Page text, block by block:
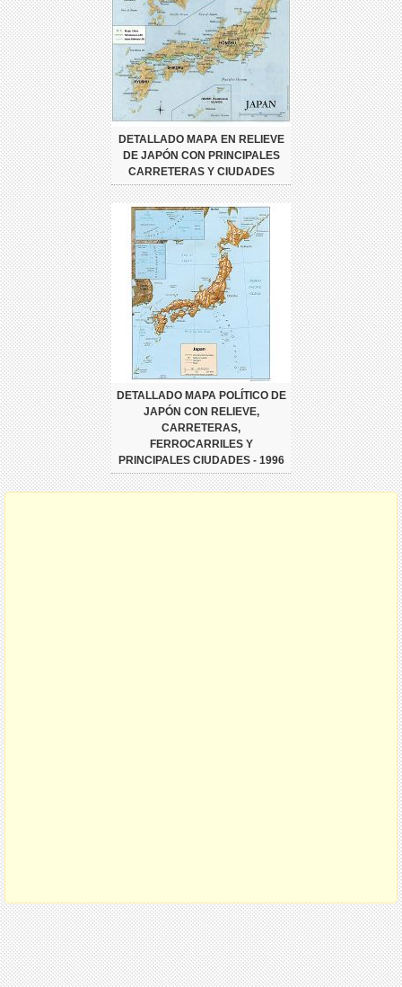
DETALLADO MAPA EN RELIEVE
DE JAPÓN CON PRINCIPALES
CARRETERAS Y CIUDADES
DETALLADO MAPA POLÍTICO DE
JAPÓN CON RELIEVE,
CARRETERAS,
FERROCARRILES Y
PRINCIPALES CIUDADES - 1996